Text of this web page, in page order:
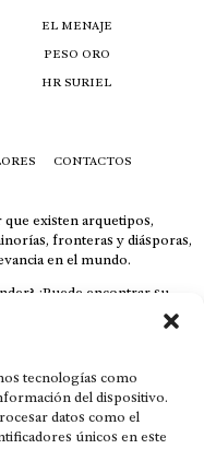
tecnologías como
del dispositivo.
datos como el
únicos en este
EL MENAJE
PESO ORO
HR SURIEL
CONTACTOS
que existen arquetipos,
fronteras y diásporas,
en el mundo.
¿Puede encontrar su
cuestionado espacio y
De no ser así, el que
a la sangre; seres
pesar más que los
dos versiones de seres
de sus vivencias.